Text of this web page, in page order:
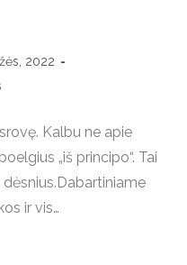
2022
Kalbu ne apie
„iš principo“. Tai
ir vis…